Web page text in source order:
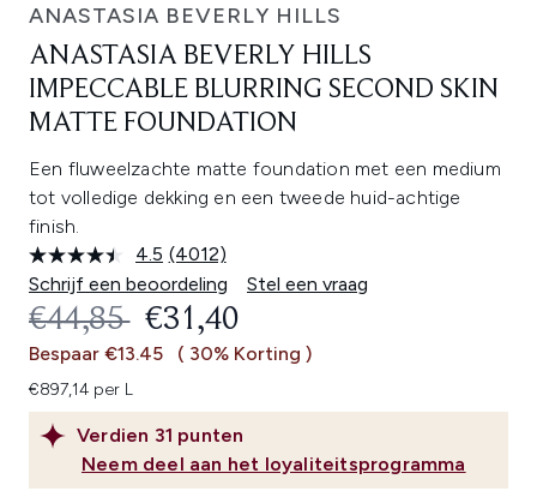
ANASTASIA BEVERLY HILLS
ANASTASIA BEVERLY HILLS
IMPECCABLE BLURRING SECOND SKIN
MATTE FOUNDATION
Een fluweelzachte matte foundation met een medium
tot volledige dekking en een tweede huid-achtige
finish.
4.5 Lees
4012
beoordelingen.
Dezelfde
paginalink.
(4012)
Schrijf een beoordeling
Stel een vraag
Verdien 31 punten
Neem deel aan het loyaliteitsprogramma
RECOMMENDED RETAIL PRICE:
€44,85 HUIDIGE PRIJS:
€31,40
Bespaar €13.45 ( 30% Korting )
€897,14 per L